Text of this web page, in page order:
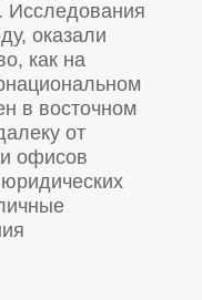
Исследования
оказали
как на
в восточном
от
офисов